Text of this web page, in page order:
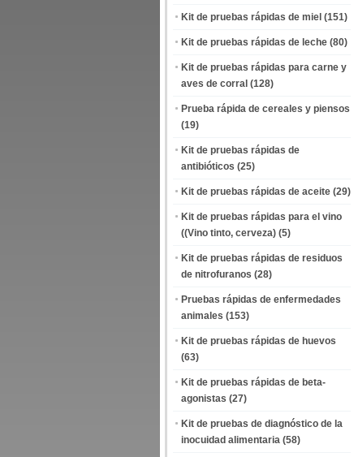
Kit de pruebas rápidas de miel (151)
Kit de pruebas rápidas de leche (80)
Kit de pruebas rápidas para carne y
aves de corral (128)
Prueba rápida de cereales y piensos
(19)
Kit de pruebas rápidas de
antibióticos (25)
Kit de pruebas rápidas de aceite (29)
Kit de pruebas rápidas para el vino
((Vino tinto, cerveza) (5)
Kit de pruebas rápidas de residuos
de nitrofuranos (28)
Pruebas rápidas de enfermedades
animales (153)
Kit de pruebas rápidas de huevos
(63)
Kit de pruebas rápidas de beta-
agonistas (27)
Kit de pruebas de diagnóstico de la
inocuidad alimentaria (58)